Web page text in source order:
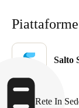
Czech Republic
Čeština
Denmark
DanskereEnglish
Salto
Rete In